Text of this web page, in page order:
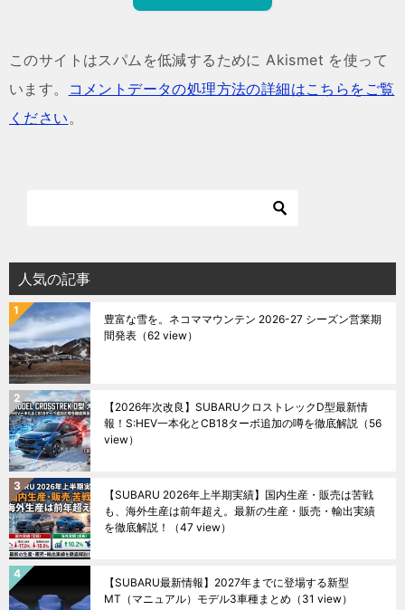
このサイトはスパムを低減するために Akismet を使って
います。
コメントデータの処理方法の詳細はこちらをご覧
ください。
人気の記事
豊富な雪を。ネコママウンテン 2026-27 シーズン営業期
間発表 （62 view）
【2026年次改良】SUBARUクロストレックD型最新情
報！S:HEV一本化とCB18ターボ追加の噂を徹底解説 （56
view）
【SUBARU 2026年上半期実績】国内生産・販売は苦戦
も、海外生産は前年超え。最新の生産・販売・輸出実績
を徹底解説！
（47 view）
【SUBARU最新情報】2027年までに登場する新型
MT（マニュアル）モデル3車種まとめ （31 view）